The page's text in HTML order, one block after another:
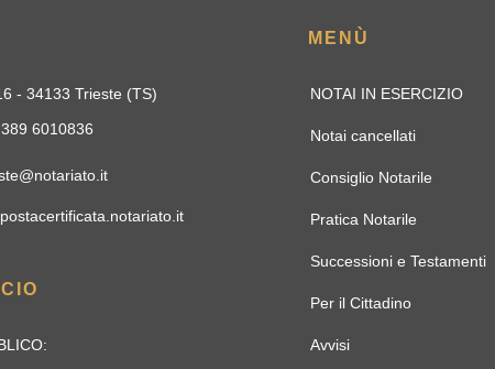
- 34133 Trieste (TS)
6010836
MENÙ
NOTAI IN ESERCIZIO
Notai cancellati
Consiglio Notarile
Pratica Notarile
Successioni e Testamenti
Per il Cittadino
Avvisi